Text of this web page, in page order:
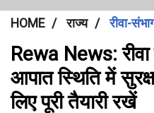
HOME राज्य रीवा-
Rewa News:
आपात स्थिति में
लिए पूरी तैयारी रखें